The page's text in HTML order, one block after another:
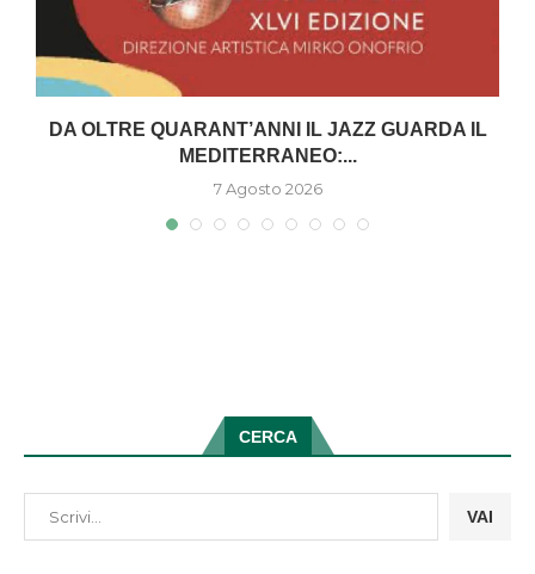
DA OLTRE QUARANT’ANNI IL JAZZ GUARDA IL
MEDITERRANEO:...
7 Agosto 2026
CERCA
VAI